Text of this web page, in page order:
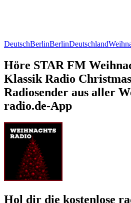
DeutschBerlinBerlinDeutschland
Höre STAR FM
Klassik Radio
Radiosender aus aller
radio.de-App
Hol dir die kostenlose